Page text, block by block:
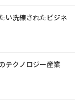
い洗練されたビジネ
テクノロジー産業